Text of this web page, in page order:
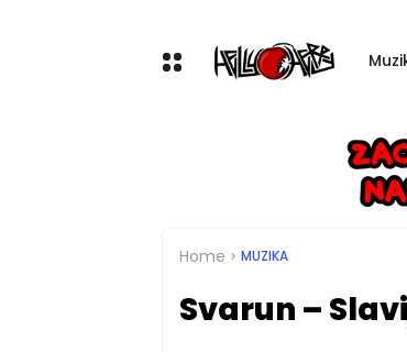
Home MUZIKA
Svarun –